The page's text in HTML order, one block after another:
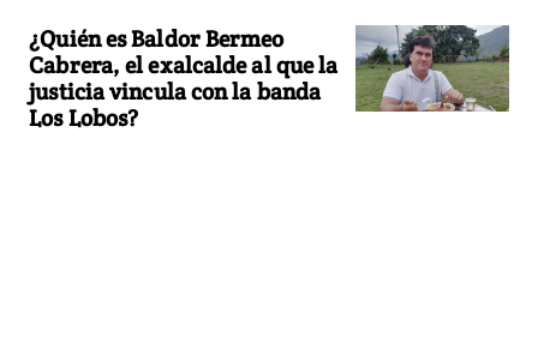
¿Quién es Baldor Bermeo
Cabrera, el exalcalde al que la
justicia vincula con la banda
Los Lobos?